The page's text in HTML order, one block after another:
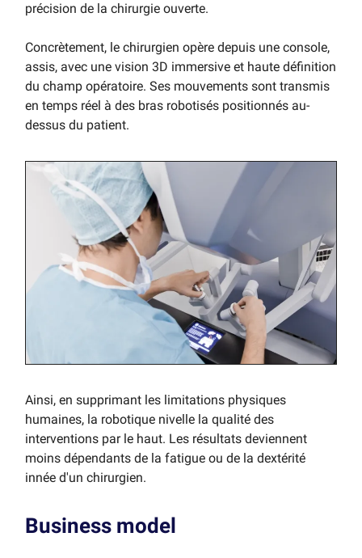
précision de la chirurgie ouverte.
Concrètement, le chirurgien opère depuis une console,
assis, avec une vision 3D immersive et haute définition
du champ opératoire. Ses mouvements sont transmis
en temps réel à des bras robotisés positionnés au-
dessus du patient.
Ainsi, en supprimant les limitations physiques
humaines, la robotique nivelle la qualité des
interventions par le haut. Les résultats deviennent
moins dépendants de la fatigue ou de la dextérité
innée d'un chirurgien.
Business model